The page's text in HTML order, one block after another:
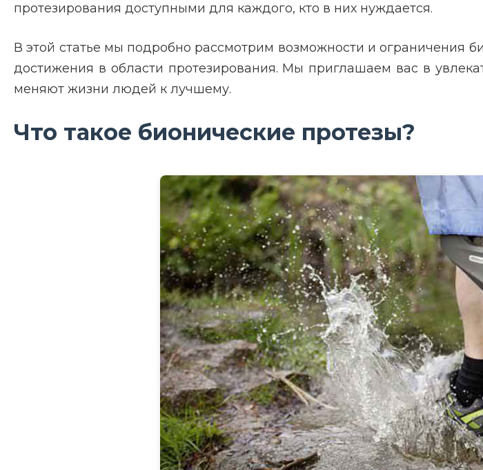
протезирования доступными для каждого, кто в них нуждается.
В этой статье мы подробно рассмотрим возможности и ограничения
достижения в области протезирования. Мы приглашаем вас в
меняют жизни людей к лучшему.
Что такое бионические протезы?